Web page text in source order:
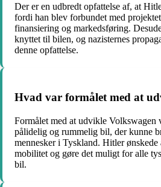
Der er en udbredt opfattelse af, at
fordi han blev forbundet med
finansiering og markedsføring.
knyttet til bilen, og nazisternes
denne opfattelse.
Hvad var formålet med at
Formålet med at udvikle Volkswagen
pålidelig og rummelig bil, der kunne
mennesker i Tyskland. Hitler ønskede
mobilitet og gøre det muligt for alle
bil.